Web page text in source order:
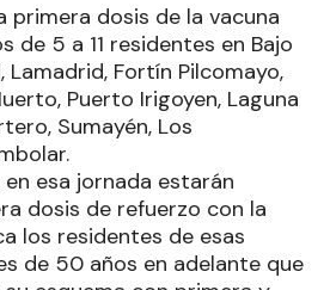
primera dosis de la vacuna
de 5 a 11 residentes en Bajo
Lamadrid, Fortín Pilcomayo,
Puerto Irigoyen, Laguna
Sumayén, Los
esa jornada estarán
dosis de refuerzo con la
los residentes de esas
de 50 años en adelante que